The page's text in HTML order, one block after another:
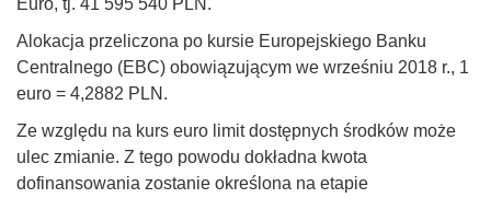
Alokacja przeliczona po kursie Europejskiego Banku
Centralnego (EBC) obowiązującym we wrześniu 2018 r., 1
euro = 4,2882 PLN.
Ze względu na kurs euro limit dostępnych środków może
ulec zmianie. Z tego powodu dokładna kwota
dofinansowania zostanie określona na etapie